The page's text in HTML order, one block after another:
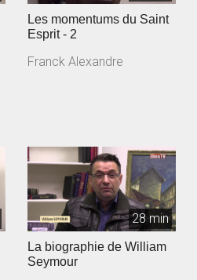
Les momentums du Saint
Esprit - 2
Franck Alexandre
28 min
La biographie de William
Seymour